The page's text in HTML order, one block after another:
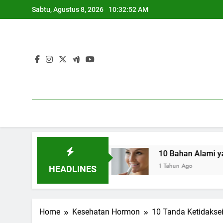
to
Sabtu, Agustus 8, 2026 10:32:53 AM
HEADLINES
10 Bahan Alami yang Ampuh
1 Tahun Ago
Home Kesehatan Hormon 10 Tanda